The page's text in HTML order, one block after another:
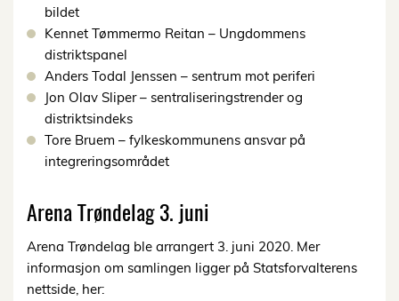
bildet
Kennet Tømmermo Reitan – Ungdommens
distriktspanel
Anders Todal Jenssen – sentrum mot periferi
Jon Olav Sliper – sentraliseringstrender og
distriktsindeks
Tore Bruem – fylkeskommunens ansvar på
integreringsområdet
Arena Trøndelag 3. juni
Arena Trøndelag ble arrangert 3. juni 2020. Mer
informasjon om samlingen ligger på Statsforvalterens
nettside, her: